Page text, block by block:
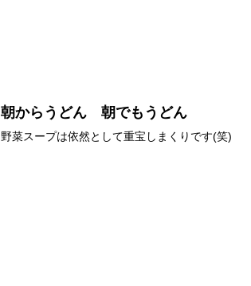
朝からうどん 朝でもうどん
野菜スープは依然として重宝しまくりです(笑)